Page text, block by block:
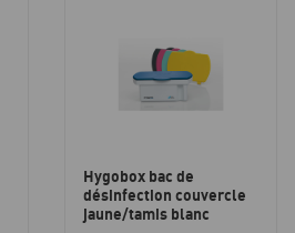
Hygobox bac de
désinfection couvercle
jaune/tamis blanc